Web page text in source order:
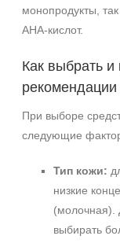
монопродукты,
AHA-кислот.
Как выбрать и
При выборе
следующие
Тип кожи:
низкие
(молочная).
выбирать